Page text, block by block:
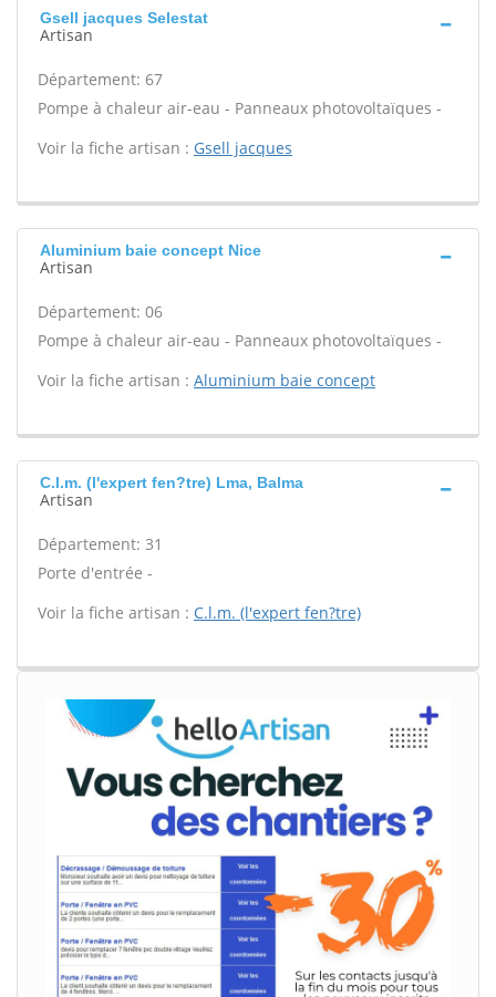
Gsell jacques Selestat
Artisan
Département: 67
Pompe à chaleur air-eau - Panneaux photovoltaïques -
Voir la fiche artisan : Gsell jacques
Aluminium baie concept Nice
Artisan
Département: 06
Pompe à chaleur air-eau - Panneaux photovoltaïques -
Voir la fiche artisan : Aluminium baie concept
C.l.m. (l'expert fen?tre) Lma, Balma
Artisan
Département: 31
Porte d'entrée -
Voir la fiche artisan : C.l.m. (l'expert fen?tre)